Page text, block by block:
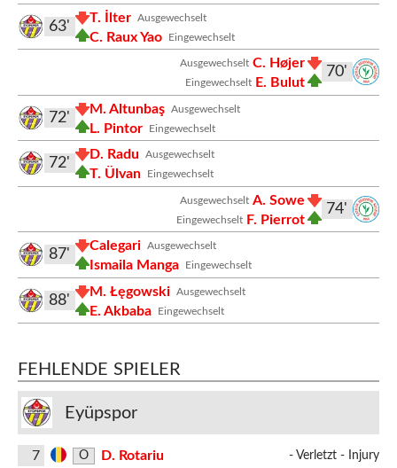
Ausgewechselt
T. İlter
Eingewechselt
C. Raux Yao
63'
70'
Ausgewechselt C. Højer
Eingewechselt E. Bulut
Ausgewechselt
M. Altunbaş
Eingewechselt
L. Pintor
72'
Ausgewechselt
D. Radu
Eingewechselt
T. Ülvan
72'
74'
Ausgewechselt A. Sowe
Eingewechselt F. Pierrot
Ausgewechselt
Calegari
Eingewechselt
Ismaila Manga
87'
Ausgewechselt
M. Łęgowski
Eingewechselt
E. Akbaba
88'
FEHLENDE SPIELER
Eyüpspor
7 O D. Rotariu - Verletzt - Injury